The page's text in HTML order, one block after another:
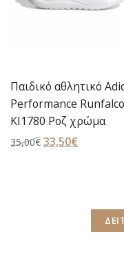
6
Παιδικό
Runfalcon 5
χρώμα
35,00€Original
33,50